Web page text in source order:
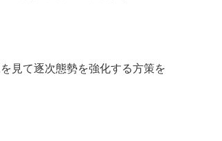
見て逐次態勢を強化する方策を